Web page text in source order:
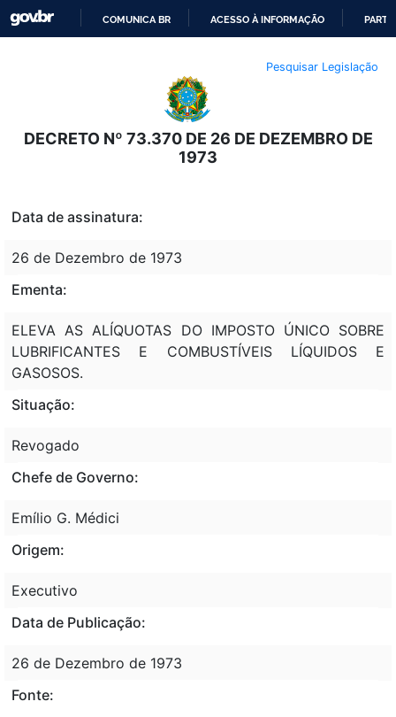
O
CONTEÚDO
COMUNICA BR ACESSO À INFORMAÇÃO
Pesquisar Legislação
DECRETO Nº 73.370 DE 26 DE DEZEMBRO DE
1973
Data de assinatura:
26 de Dezembro de 1973
Ementa:
ELEVA AS ALÍQUOTAS DO IMPOSTO ÚNICO SOBRE
LUBRIFICANTES E COMBUSTÍVEIS LÍQUIDOS E
GASOSOS.
Situação:
Revogado
Chefe de Governo:
Emílio G. Médici
Origem:
Executivo
Data de Publicação:
26 de Dezembro de 1973
Fonte: